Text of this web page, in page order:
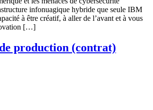
infonuagique hybride que seule IBM
à être créatif, à aller de l’avant et à vous
[…]
production (contrat)